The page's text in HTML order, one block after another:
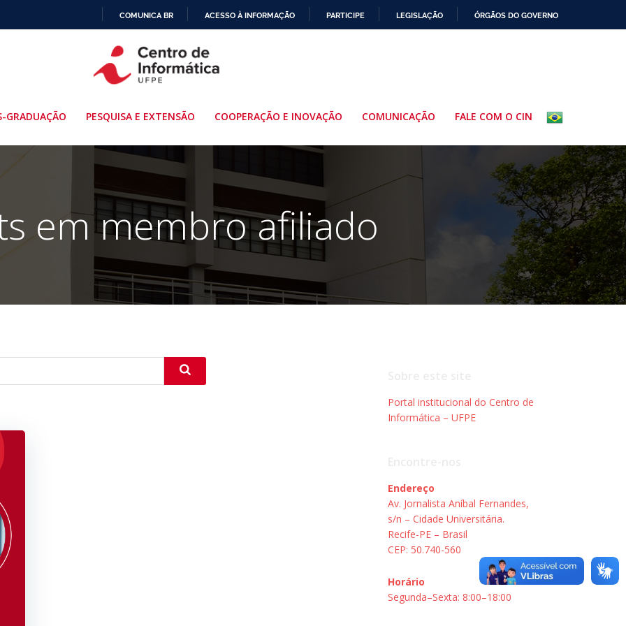
PARA
O
COMUNICA BR ACESSO À INFORMAÇÃO PARTICIPE LEGISLAÇÃO ÓRGÃOS DO GOVERNO
GRADUAÇÃO PESQUISA E EXTENSÃO COOPERAÇÃO E INOVAÇÃO COMUNICAÇÃO FALE COM O CIN
em membro afiliado
Portal institucional do Centro de
Informática – UFPE
Endereço
Av. Jornalista Aníbal Fernandes,
s/n – Cidade Universitária.
Recife-PE – Brasil
CEP: 50.740-560
Horário
Segunda–Sexta: 8:00–18:00